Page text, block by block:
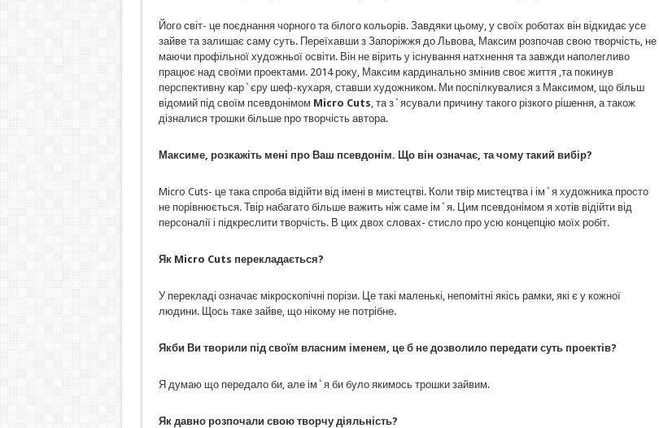
Його світ- це поєднання чорного та білого кольорів. Завдяки цьому, у своїх роботах він відкидає усе
зайве та залишає саму суть. Переїхавши з Запоріжжя до Львова, Максим розпочав свою творчість, не
маючи профільної художньої освіти. Він не вірить у існування натхнення та завжди наполегливо
працює над своїми проектами. 2014 року, Максим кардинально змінив своє життя ,та покинув
перспективну кар`єру шеф-кухаря, ставши художником. Ми поспілкувалися з Максимом, що більш
відомий під своїм псевдонімом Micro Cuts, та з`ясували причину такого різкого рішення, а також
дізналися трошки більше про творчість автора.
Максиме, розкажіть мені про Ваш псевдонім. Що він означає, та чому такий вибір?
Micro Cuts- це така спроба відійти від імені в мистецтві. Коли твір мистецтва і ім`я художника просто
не порівнюється. Твір набагато більше важить ніж саме ім`я. Цим псевдонімом я хотів відійти від
персоналії і підкреслити творчість. В цих двох словах- стисло про усю концепцію моїх робіт.
Як Micro Cuts перекладається?
У перекладі означає мікроскопічні порізи. Це такі маленькі, непомітні якісь рамки, які є у кожної
людини. Щось таке зайве, що нікому не потрібне.
Якби Ви творили під своїм власним іменем, це б не дозволило передати суть проектів?
Я думаю що передало би, але ім`я би було якимось трошки зайвим.
Як давно розпочали свою творчу діяльність?